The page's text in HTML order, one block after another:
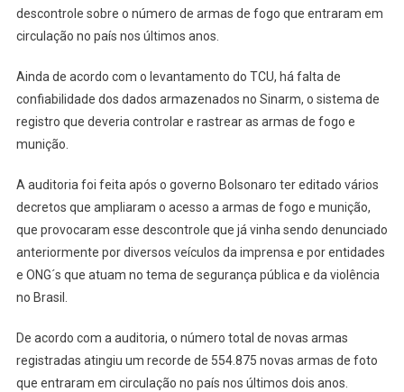
descontrole sobre o número de armas de fogo que entraram em
circulação no país nos últimos anos.
Ainda de acordo com o levantamento do TCU, há falta de
confiabilidade dos dados armazenados no Sinarm, o sistema de
registro que deveria controlar e rastrear as armas de fogo e
munição.
A auditoria foi feita após o governo Bolsonaro ter editado vários
decretos que ampliaram o acesso a armas de fogo e munição,
que provocaram esse descontrole que já vinha sendo denunciado
anteriormente por diversos veículos da imprensa e por entidades
e ONG´s que atuam no tema de segurança pública e da violência
no Brasil.
De acordo com a auditoria, o número total de novas armas
registradas atingiu um recorde de 554.875 novas armas de foto
que entraram em circulação no país nos últimos dois anos.